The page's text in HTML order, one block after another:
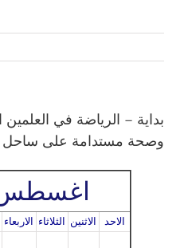
بداية – الرياضة في العلمين
وصحة مستدامة على ساحل
اغسطس
الاحد الاثنين الثلاثاء الاربعاء